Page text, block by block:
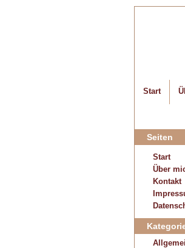
Start
Seiten
Start
Über
Kontakt